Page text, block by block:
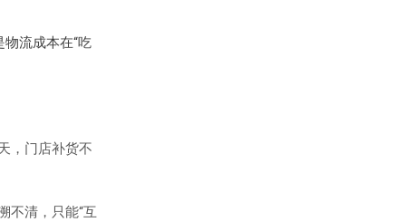
流成本在“吃
，门店补货不
不清，只能“互